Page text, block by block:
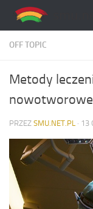
Skip to content
OFF TOPIC
Metody
PRZEZ SMU.NET.PL · 13